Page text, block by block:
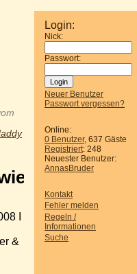
Login:
Nick:
Passwort:
Neuer Benutzer
Passwort vergessen?
Online:
0 Benutzer, 637 Gäste
Registriert: 248
Neuester Benutzer:
AnnasBruder
Kontakt
Fehler melden
Regeln /
Informationen
Suche
I
&